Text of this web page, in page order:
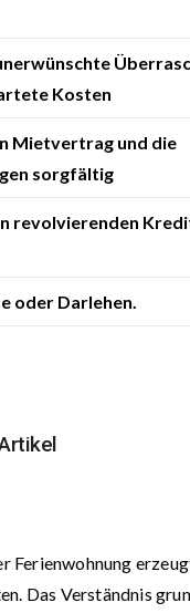
Kosten
Mietvertrag und die
sorgfältig
revolvierenden
oder Darlehen.
Ferienwohnung
Das Verständnis